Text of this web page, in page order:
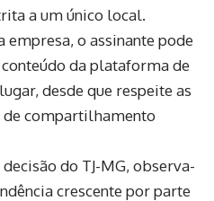
a um único local.
empresa, o assinante pode
conteúdo da plataforma de
desde que respeite as
compartilhamento
decisão do TJ-MG, observa-
crescente por parte